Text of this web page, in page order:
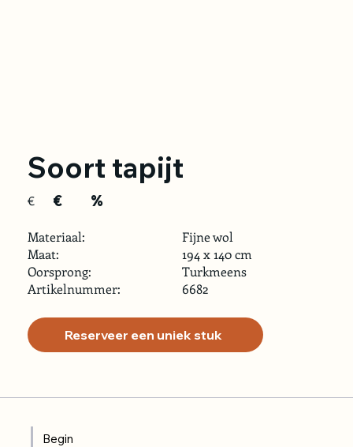
Soort tapijt
€ € %
Materiaal:
Maat:
Oorsprong:
Artikelnummer:
Reserveer een uniek stuk
Fijne wol
194 x 140 cm
Turkmeens
6682
Begin